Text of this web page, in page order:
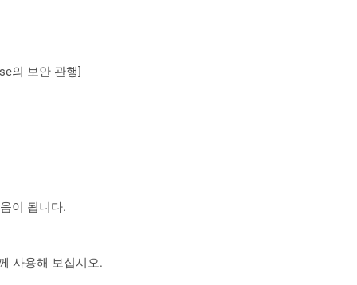
의 보안 관행]
이 됩니다.
사용해 보십시오.